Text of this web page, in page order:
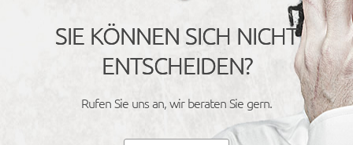
SIE KÖNNEN SICH NICHT
ENTSCHEIDEN?
Rufen Sie uns an, wir beraten Sie gern.